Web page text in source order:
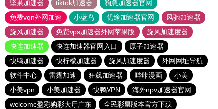
坚果加速器
tiktok加速器
狗急加速器官网
免费vqn外网加速
小蓝鸟 优途加速器官网
风驰加速器
旋风加速器
免费vps加速器外网苹果版
旋风加速度器
快连加速器
快连加速器官网入口
原子加速器
快鸭加速器
快柠檬加速器 旋风加速度器
外网网址导航
软件中心
雷霆加速 狂飙加速器 哔咔漫画
小美
小美vpn
小美加速器 快鸭VPN
海外npv加速器官网
welcome盈彩购彩大厅广东
全民彩票版本官方下载